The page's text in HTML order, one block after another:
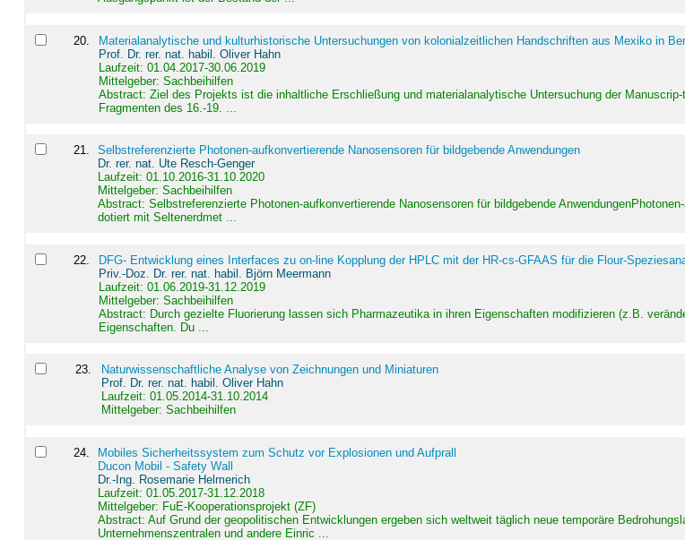
20
Materialanalytische und kulturhistorische Untersuchungen von kolonialzeitlichen Handschriften aus Mexiko in
Prof. Dr. rer. nat. habil. Oliver Hahn
Laufzeit: 01.04.2017-30.06.2019
Mittelgeber: Sachbeihilfen
Abstract: Ziel des Projekts ist die inhaltliche Erschließung und materialanalytische Untersuchung der
Fragmenten des 16.-19. ...
21.
Selbstreferenzierte Photonen-aufkonvertierende Nanosensoren für bildgebende Anwendungen
Dr. rer. nat. Ute Resch-Genger
Laufzeit: 01.10.2016-31.10.2020
Mittelgeber: Sachbeihilfen
Abstract:Selbstreferenzierte Photonen-aufkonvertierende Nanosensoren für bildgebende
dotiert mit Seltenerdmet ...
22
DFG- Entwicklung eines Interfaces zu on-line Kopplung der HPLC mit der HR-cs-GFAAS für die Flour-
Priv.-Doz. Dr. rer. nat. habil. Björn Meermann
Laufzeit: 01.06.2019-31.12.2019
Mittelgeber: Sachbeihilfen
Abstract: Durch gezielte Fluorierung lassen sich Pharmazeutika in ihren Eigenschaften modifizieren (z.B.
Eigenschaften. Du ...
23.
Naturwissenschaftliche Analyse von Zeichnungen und Miniaturen
Prof. Dr. rer. nat. habil. Oliver Hahn
Laufzeit: 01.05.2014-31.10.2014
Mittelgeber: Sachbeihilfen
24.
Mobiles Sicherheitssystem zum Schutz vor Explosionen und Aufprall
Ducon Mobil - Safety Wall
Dr.-Ing. Rosemarie Helmerich
Laufzeit: 01.05.2017-31.12.2018
Mittelgeber: FuE-Kooperationsprojekt (ZF)
Abstract:Auf Grund der geopolitischen Entwicklungen ergeben sich weltweit täglich neue temporäre
Unternehmenszentralen und andere Einric ...